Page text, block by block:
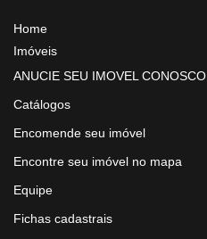
Home
Imóveis
ANUCIE SEU IMOVEL CONOSCO
Catálogos
Encomende seu imóvel
Encontre seu imóvel no mapa
Equipe
Fichas cadastrais